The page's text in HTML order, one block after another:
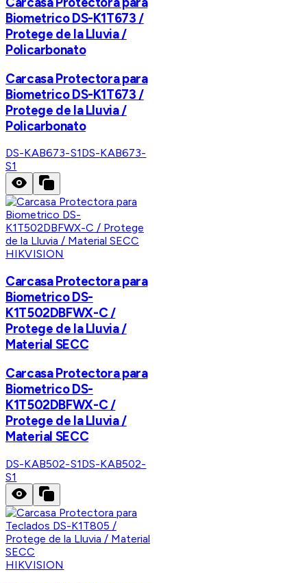
Biometrico DS-K1T673 /
Protege de la Lluvia /
Policarbonato
Carcasa Protectora para
Biometrico DS-K1T673 /
Protege de la Lluvia /
Policarbonato
DS-KAB673-S1DS-KAB673-
S1
HIKVISION
Carcasa Protectora para
Biometrico DS-
K1T502DBFWX-C /
Protege de la Lluvia /
Material SECC
Carcasa Protectora para
Biometrico DS-
K1T502DBFWX-C /
Protege de la Lluvia /
Material SECC
DS-KAB502-S1DS-KAB502-
S1
HIKVISION